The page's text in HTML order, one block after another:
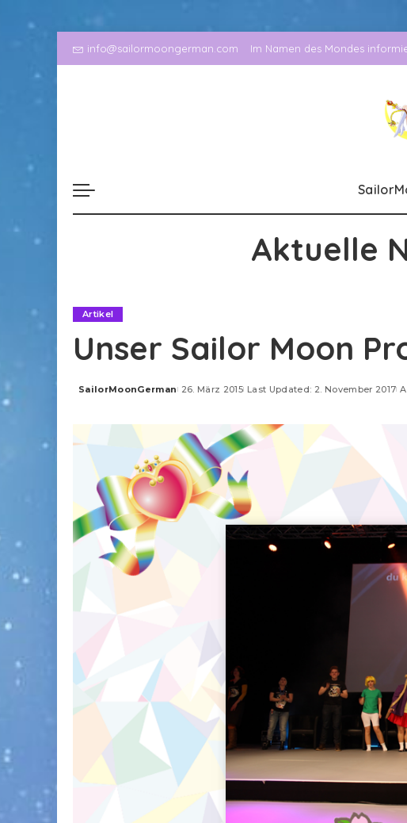
info@sailormoongerman.com Im Namen des Mondes
Aktuelle
Artikel
Unser Sailor Moon
Posted
SailorMoonGerman 26. März 2015 Last Updated: 2. November 2017